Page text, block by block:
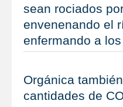
sean rociados
envenenando el
enfermando a
Orgánica
cantidades de